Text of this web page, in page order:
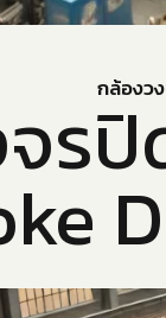
กล้องว
รปิ